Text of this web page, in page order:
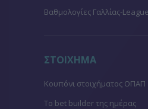
Βαθμολογίες Γαλλίας-
ΣΤΟΙΧΗΜΑ
Κουπόνι στοιχήματος ΟΠΑΠ
To bet builder της ημέρας